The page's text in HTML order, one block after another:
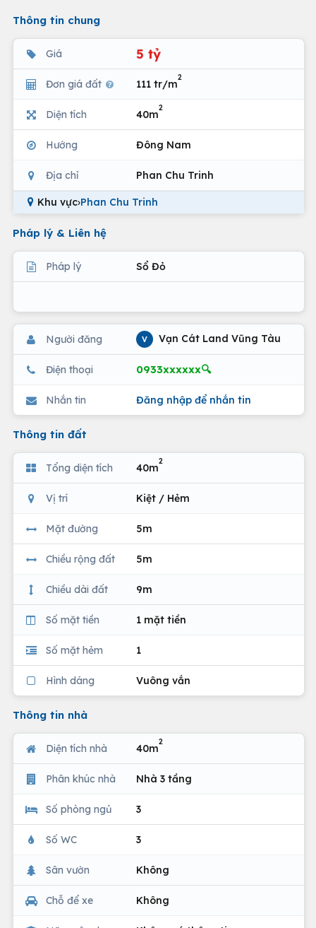
Thông tin chung
Giá 5 tỷ
Đơn giá đất 111 tr/m
2
Diện tích 40m
2
Hướng Đông Nam
Địa chỉ Phan Chu Trinh
Khu vực›Phan Chu Trinh
Pháp lý & Liên hệ
Pháp lý Sổ Đỏ
Người đăng V Vạn Cát Land Vũng Tàu
Điện thoại 0933xxxxxx🔍
Nhắn tin Đăng nhập để nhắn tin
Thông tin đất
Tổng diện tích 40m
2
Vị trí Kiệt / Hẻm
Mặt đường 5m
Chiều rộng đất 5m
Chiều dài đất 9m
Số mặt tiền 1 mặt tiền
Số mặt hẻm 1
Hình dáng Vuông vắn
Thông tin nhà
Diện tích nhà 40m
2
Phân khúc nhà Nhà 3 tầng
Số phòng ngủ 3
Số WC 3
Sân vườn Không
Chỗ để xe Không